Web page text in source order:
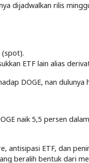
dijadwalkan rilis
(spot).
ETF lain alias
DOGE, nan dulunya
naik 5,5 persen
antisipasi ETF, dan
beralih bentuk dari